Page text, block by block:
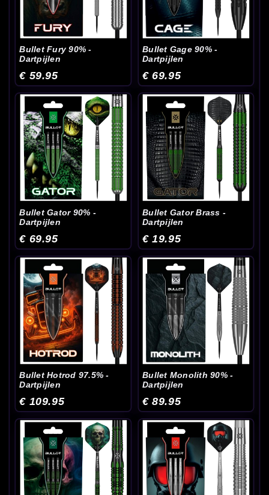
Bullet Fury 90% -
Dartpijlen
€ 59.95
Bullet Gage 90% -
Dartpijlen
€ 69.95
Bullet Gator 90% -
Dartpijlen
€ 69.95
Bullet Gator Brass -
Dartpijlen
€ 19.95
Bullet Hotrod 97.5% -
Dartpijlen
€ 109.95
Bullet Monolith 90% -
Dartpijlen
€ 89.95